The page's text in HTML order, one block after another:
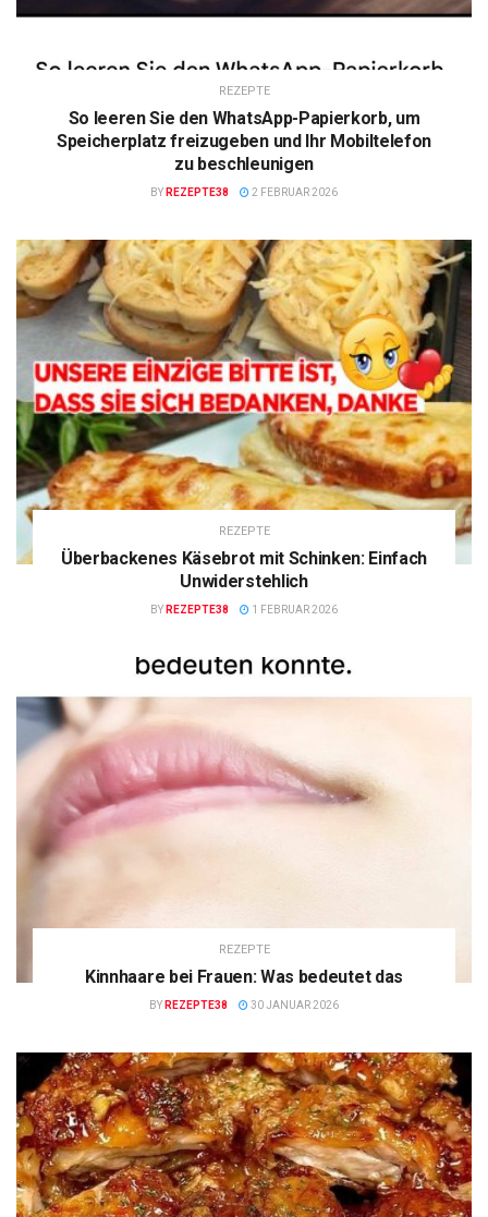
REZEPTE
So leeren Sie den WhatsApp-Papierkorb, um
Speicherplatz freizugeben und Ihr Mobiltelefon
zu beschleunigen
BY REZEPTE38 2 FEBRUAR 2026
REZEPTE
Überbackenes Käsebrot mit Schinken: Einfach
Unwiderstehlich
BY REZEPTE38 1 FEBRUAR 2026
REZEPTE
Kinnhaare bei Frauen: Was bedeutet das
BY REZEPTE38 30 JANUAR 2026